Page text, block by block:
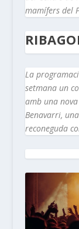
mamífers del
La
setmana un
amb una
Benavarri,
reconeguda